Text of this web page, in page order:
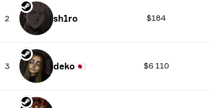
2 sh1ro $184
3 deko🇯🇵 $6 110